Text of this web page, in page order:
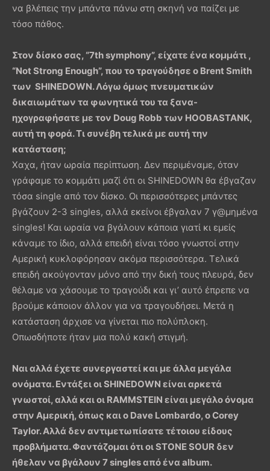
να βλέπεις την μπάντα πάνω στη σκηνή να παίζει με
τόσο πάθος.
Στον δίσκο σας, “7th symphony”, είχατε ένα κομμάτι ,
“Not Strong Enough”, που το τραγούδησε ο Brent Smith
των SHINEDOWN. Λόγω όμως πνευματικών
δικαιωμάτων τα φωνητικά του τα ξανα-
ηχογραφήσατε με τον Doug Robb των HOOBASTANK,
αυτή τη φορά. Τι συνέβη τελικά με αυτή την
κατάσταση;
Χαχα, ήταν ωραία περίπτωση. Δεν περιμέναμε, όταν
γράφαμε το κομμάτι μαζί ότι οι SHINEDOWN θα έβγαζαν
τόσα single από τον δίσκο. Οι περισσότερες μπάντες
βγάζουν 2-3 singles, αλλά εκείνοι έβγαλαν 7 γ@μημένα
singles! Και ωραία να βγάλουν κάποια γιατί κι εμείς
κάναμε το ίδιο, αλλά επειδή είναι τόσο γνωστοί στην
Αμερική κυκλοφόρησαν ακόμα περισσότερα. Τελικά
επειδή ακούγονταν μόνο από την δική τους πλευρά, δεν
θέλαμε να χάσουμε το τραγούδι και γι’ αυτό έπρεπε να
βρούμε κάποιον άλλον για να τραγουδήσει. Μετά η
κατάσταση άρχισε να γίνεται πιο πολύπλοκη.
Οπωσδήποτε ήταν μια πολύ κακή στιγμή.
Ναι αλλά έχετε συνεργαστεί και με άλλα μεγάλα
ονόματα. Εντάξει οι SHINEDOWN είναι αρκετά
γνωστοί, αλλά και οι RAMMSTEIN είναι μεγάλο όνομα
στην Αμερική, όπως και ο Dave Lombardo, ο Corey
Taylor. Αλλά δεν αντιμετωπίσατε τέτοιου είδους
προβλήματα. Φαντάζομαι ότι οι STONE SOUR δεν
ήθελαν να βγάλουν 7 singles από ένα album.